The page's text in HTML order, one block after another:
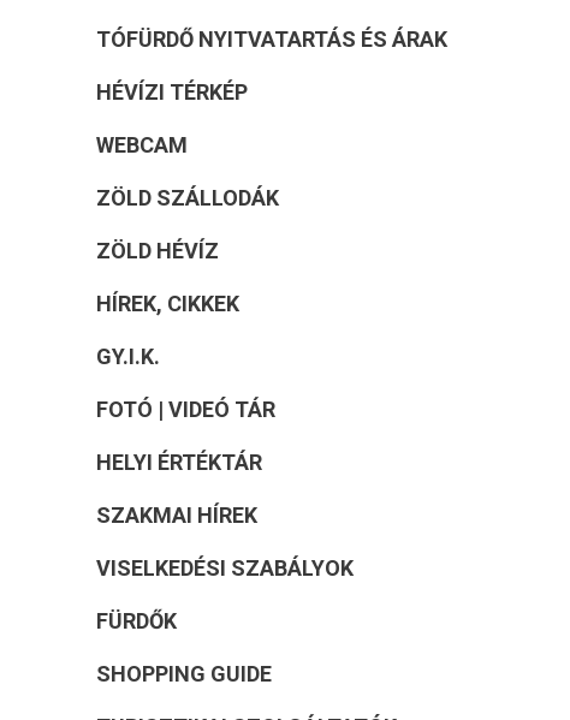
TÓFÜRDŐ NYITVATARTÁS ÉS ÁRAK
HÉVÍZI TÉRKÉP
WEBCAM
ZÖLD SZÁLLODÁK
ZÖLD HÉVÍZ
HÍREK, CIKKEK
GY.I.K.
FOTÓ | VIDEÓ TÁR
HELYI ÉRTÉKTÁR
SZAKMAI HÍREK
VISELKEDÉSI SZABÁLYOK
FÜRDŐK
SHOPPING GUIDE